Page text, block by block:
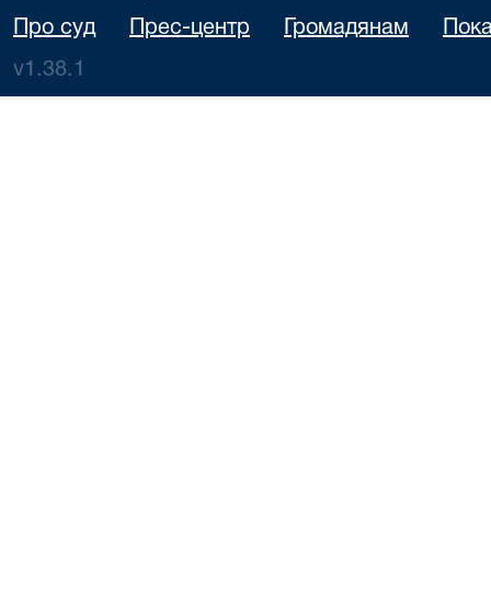
Про суд Прес-центр Громадянам
v1.38.1